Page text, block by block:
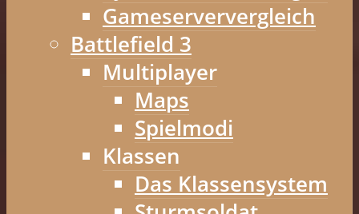
Gameserververgleich
Battlefield 3
Multiplayer
Maps
Spielmodi
Klassen
Das Klassensystem